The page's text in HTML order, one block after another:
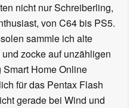
nicht nur Schreiberling,
von C64 bis PS5.
sammle ich alte
zocke auf unzähligen
Home Online
für das Pentax Flash
gerade bei Wind und